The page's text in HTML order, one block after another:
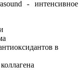
- интенсивное
в